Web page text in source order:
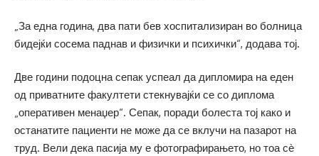
„За една година, два пати бев хоспитализиран во болница
бидејќи сосема паднав и физички и психички“, додава тој.
Две години подоцна сепак успеал да дипломира на еден
од приватните факултети стекнувајќи се со диплома
„оперативен менаџер“. Сепак, поради болеста тој како и
останатите пациенти не може да се вклучи на пазарот на
труд. Вели дека пасија му е фотографирањето, но тоа сѐ